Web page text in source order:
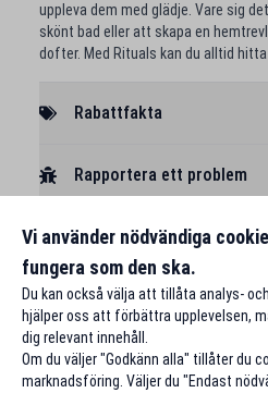
uppleva dem med glädje. Vare sig
skönt bad eller att skapa en
dofter. Med Rituals kan du alltid hitta
Rabattfakta
Rapportera ett problem
Vi använder nödvändiga
fungera som den ska.
Du kan också välja att tillåta analys-
hjälper oss att förbättra upplevelsen,
dig relevant innehåll.
Om du väljer "Godkänn alla" tillåter du
marknadsföring. Väljer du "Endast